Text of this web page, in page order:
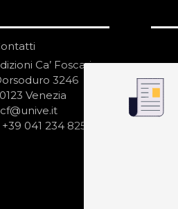
Ca’ Foscari
3246
Venezia
+39 041 234 8250